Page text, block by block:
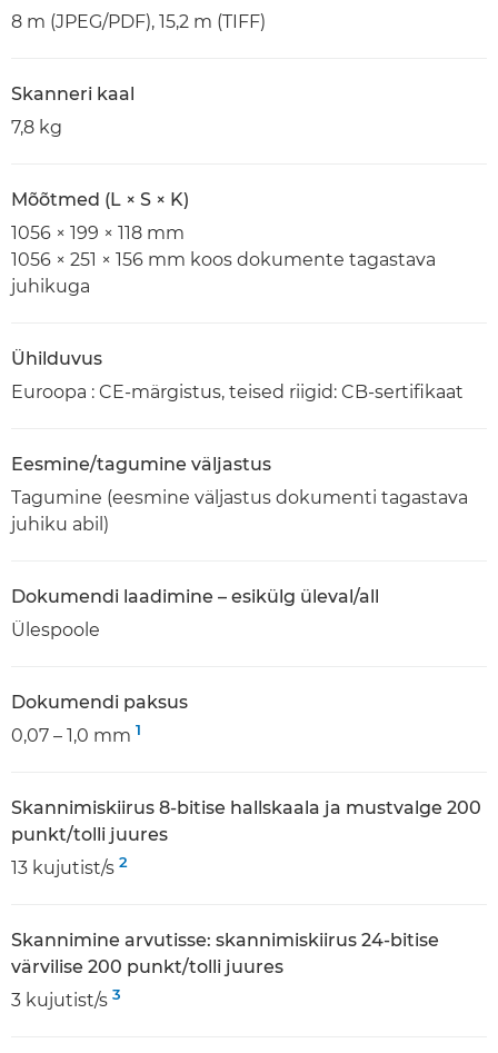
8 m (JPEG/PDF), 15,2 m (TIFF)
Skanneri kaal
7,8 kg
Mõõtmed (L × S × K)
1056 × 199 × 118 mm
1056 × 251 × 156 mm koos dokumente tagastava
juhikuga
Ühilduvus
Euroopa : CE-märgistus, teised riigid: CB-sertifikaat
Eesmine/tagumine väljastus
Tagumine (eesmine väljastus dokumenti tagastava
juhiku abil)
Dokumendi laadimine – esikülg üleval/all
Ülespoole
Dokumendi paksus
0,07 – 1,0 mm 1
Skannimiskiirus 8-bitise hallskaala ja mustvalge 200
punkt/tolli juures
13 kujutist/s 2
Skannimine arvutisse: skannimiskiirus 24-bitise
värvilise 200 punkt/tolli juures
3 kujutist/s 3